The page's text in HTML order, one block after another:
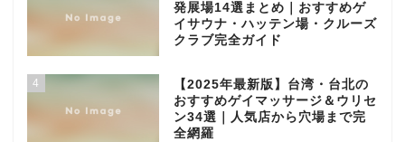
発展場14選まとめ｜おすすめゲ
イサウナ・ハッテン場・クルーズ
クラブ完全ガイド
4
【2025年最新版】台湾・台北の
おすすめゲイマッサージ＆ウリセ
ン34選｜人気店から穴場まで完
全網羅